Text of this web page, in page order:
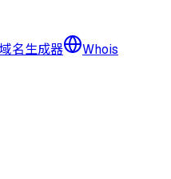
名生成器 Whois